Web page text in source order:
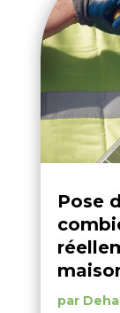
Pose
par